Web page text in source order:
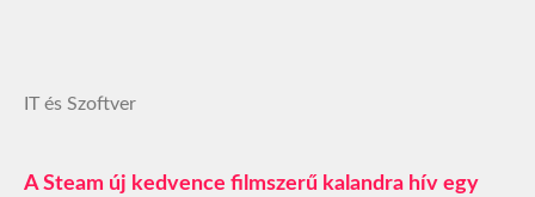
IT és Szoftver
A Steam új kedvence filmszerű kalandra hív egy